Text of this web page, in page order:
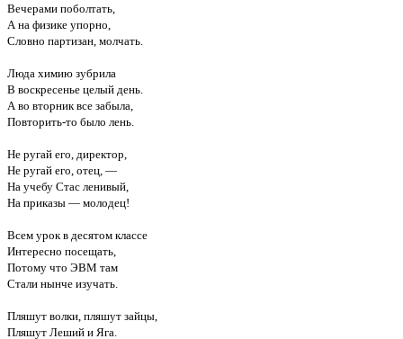
Вечерами поболтать,
А на физике упорно,
Словно партизан, молчать.
Люда химию зубрила
В воскресенье целый день.
А во вторник все забыла,
Повторить-то было лень.
Не ругай его, директор,
Не ругай его, отец, —
На учебу Стас ленивый,
На приказы — молодец!
Всем урок в десятом классе
Интересно посещать,
Потому что ЭВМ там
Стали нынче изучать.
Пляшут волки, пляшут зайцы,
Пляшут Леший и Яга.